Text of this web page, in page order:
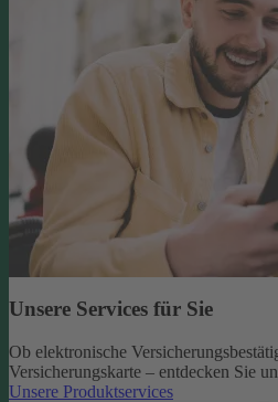
Unsere Services für Sie
Ob elektronische
Versicherungskarte – entdecken Sie
Unsere Produktservices